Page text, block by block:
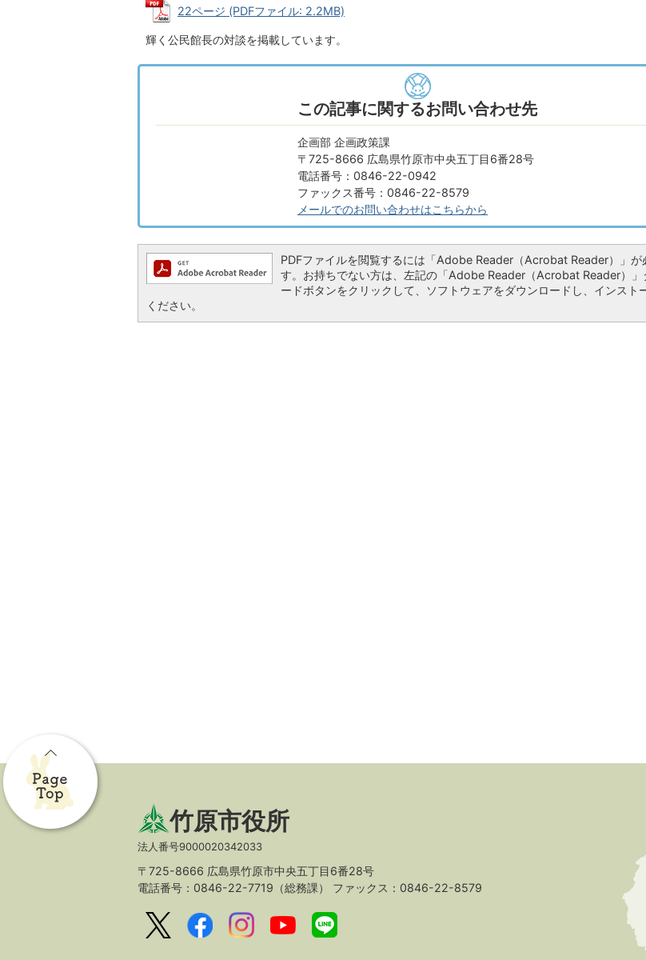
22ページ (PDFファイル: 2.2MB)
輝く公民館長の対談を掲載しています。
この記事に関するお問い合わせ先
企画部 企画政策課
〒725-8666 広島県竹原市中央五丁目6番28号
電話番号：0846-22-0942
ファックス番号：0846-22-8579
メールでのお問い合わせはこちらから
PDFファイルを閲覧するには「Adobe Reader（Acrobat Reader）」が
す。お持ちでない方は、左記の「Adobe Reader（Acrobat Reader）」
ードボタンをクリックして、ソフトウェアをダウンロードし、インスト
ください。
竹原市役所
法人番号9000020342033
〒725-8666 広島県竹原市中央五丁目6番28号
電話番号：0846-22-7719（総務課） ファックス：0846-22-8579